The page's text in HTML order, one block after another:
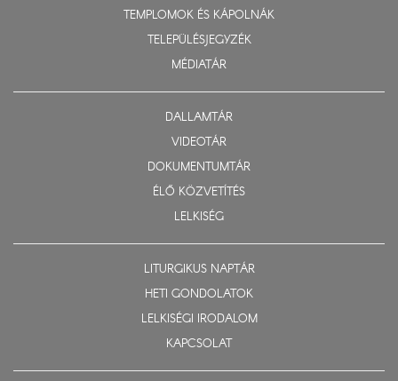
TEMPLOMOK ÉS KÁPOLNÁK
TELEPÜLÉSJEGYZÉK
MÉDIATÁR
DALLAMTÁR
VIDEOTÁR
DOKUMENTUMTÁR
ÉLŐ KÖZVETÍTÉS
LELKISÉG
LITURGIKUS NAPTÁR
HETI GONDOLATOK
LELKISÉGI IRODALOM
KAPCSOLAT